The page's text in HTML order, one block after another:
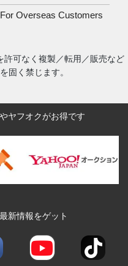
For Overseas Customers
許可なく複製／転用／販売など
固く禁じます。
ヤフオクがお得です
新情報をゲット